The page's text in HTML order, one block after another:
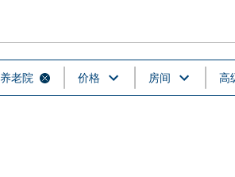
养老院 价格 房间 高